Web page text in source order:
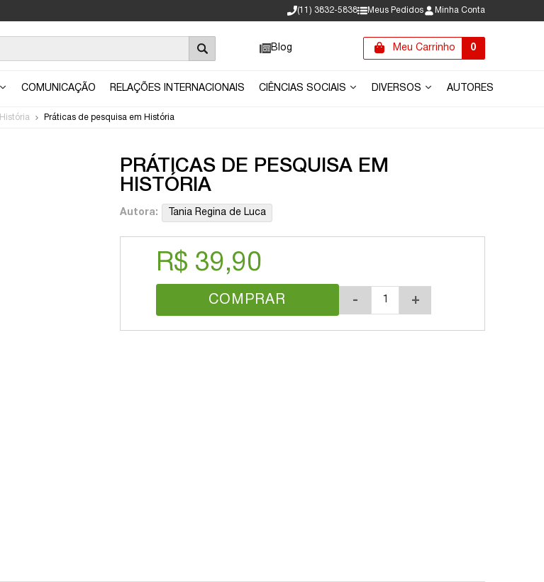
(11) 3832-5838 Meus Pedidos Minha Conta
Blog Meu Carrinho 0
COMUNICAÇÃO RELAÇÕES INTERNACIONAIS CIÊNCIAS SOCIAIS DIVERSOS AUTORES
História Práticas de pesquisa em História
PRÁTICAS DE PESQUISA EM
HISTÓRIA
Autora: Tania Regina de Luca
R$ 39,90
COMPRAR - +